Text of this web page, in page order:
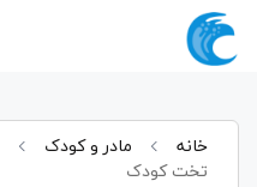
خانه مادر و کودک
تخت کودک